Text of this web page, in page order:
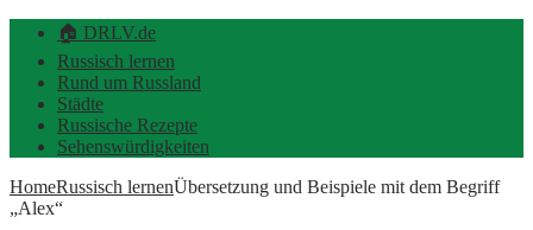
🏠 DRLV.de
Russisch lernen
Rund um Russland
Städte
Russische Rezepte
Sehenswürdigkeiten
HomeRussisch lernenÜbersetzung und Beispiele mit dem Begriff
„Alex“